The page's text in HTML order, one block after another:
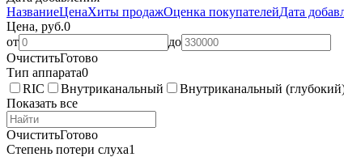
НазваниеЦенаХиты продажОценка покупателейДата
Цена, руб.0
от
до
ОчиститьГотово
Тип аппарата0
RIC
Внутриканальный Внутриканальный
Показать все
ОчиститьГотово
Степень потери слуха1